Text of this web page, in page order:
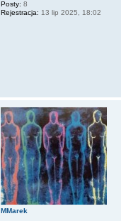
Posty: 8
Rejestracja: 13 lip 2025, 18:02
MMarek